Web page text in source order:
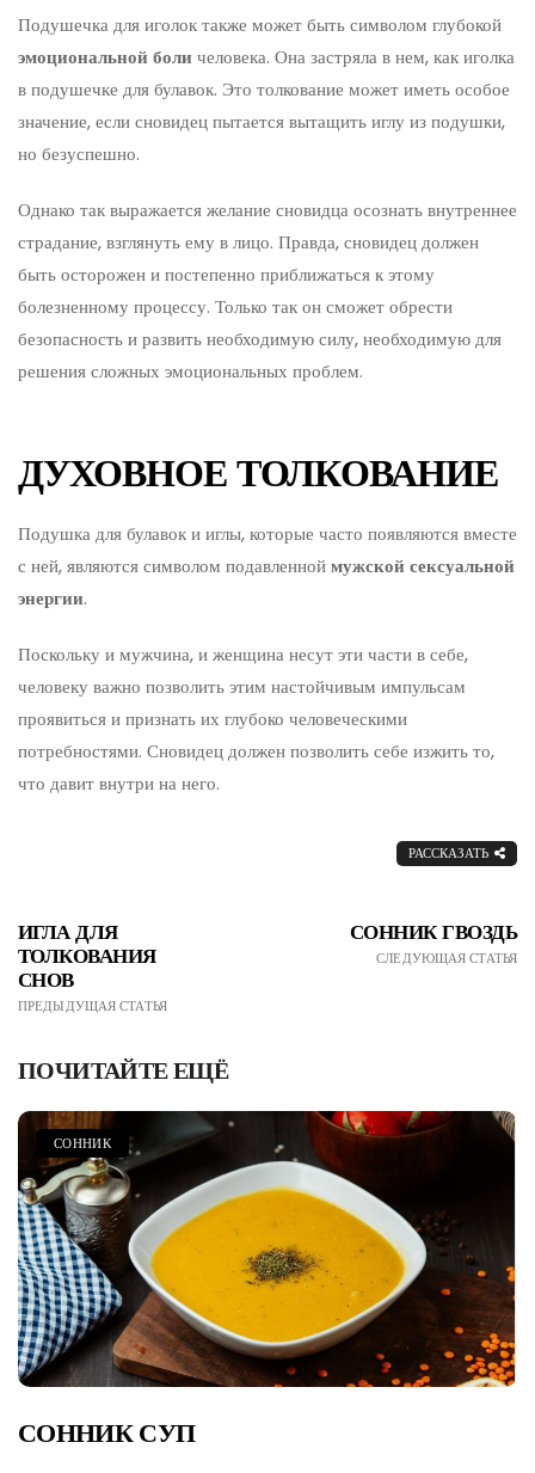
Подушечка для иголок также может быть символом глубокой
эмоциональной боли человека. Она застряла в нем, как иголка
в подушечке для булавок. Это толкование может иметь особое
значение, если сновидец пытается вытащить иглу из подушки,
но безуспешно.
Однако так выражается желание сновидца осознать внутреннее
страдание, взглянуть ему в лицо. Правда, сновидец должен
быть осторожен и постепенно приближаться к этому
болезненному процессу. Только так он сможет обрести
безопасность и развить необходимую силу, необходимую для
решения сложных эмоциональных проблем.
ДУХОВНОЕ ТОЛКОВАНИЕ
Подушка для булавок и иглы, которые часто появляются вместе
с ней, являются символом подавленноймужской сексуальной
энергии.
Поскольку и мужчина, и женщина несут эти части в себе,
человеку важно позволить этим настойчивым импульсам
проявиться и признать их глубоко человеческими
потребностями. Сновидец должен позволить себе изжить то,
что давит внутри на него.
РАССКАЗАТЬ
ИГЛА ДЛЯ
ТОЛКОВАНИЯ
СНОВ
ПРЕДЫДУЩАЯ СТАТЬЯ
СОННИК ГВОЗДЬ
СЛЕДУЮЩАЯ СТАТЬЯ
ПОЧИТАЙТЕ ЕЩЁ
СОННИК
СОННИК СУП